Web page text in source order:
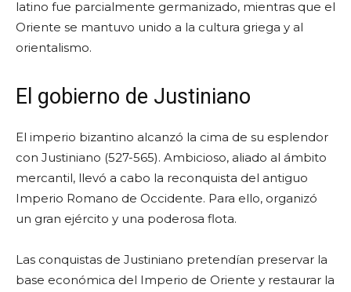
latino fue parcialmente germanizado, mientras que el
Oriente se mantuvo unido a la cultura griega y al
orientalismo.
El gobierno de Justiniano
El imperio bizantino alcanzó la cima de su esplendor
con Justiniano (527-565). Ambicioso, aliado al ámbito
mercantil, llevó a cabo la reconquista del antiguo
Imperio Romano de Occidente. Para ello, organizó
un gran ejército y una poderosa flota.
Las conquistas de Justiniano pretendían preservar la
base económica del Imperio de Oriente y restaurar la